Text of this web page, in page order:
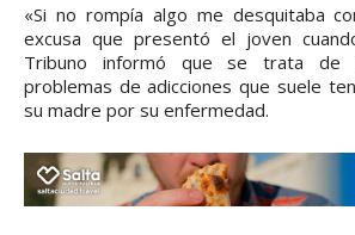
«Si no rompía algo me desquitaba
excusa que presentó el joven
Tribuno informó que se trata de
problemas de adicciones que suele
su madre por su enfermedad.